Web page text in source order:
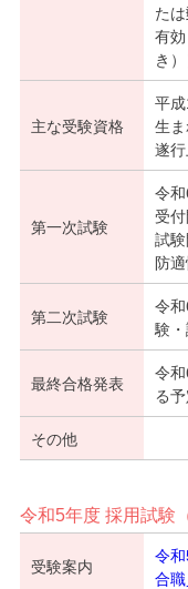
た
有
き）
主な受験資格
平
生
遂
第一次試験
令
受
試
防
第二次試験
令
験
最終合格発表
令
る
その他
令和5年度 採用試験
受験案内
令
合